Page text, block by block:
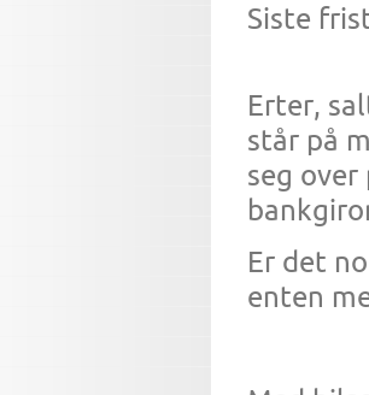
Siste
Erter,
står på
seg over
Er det
enten